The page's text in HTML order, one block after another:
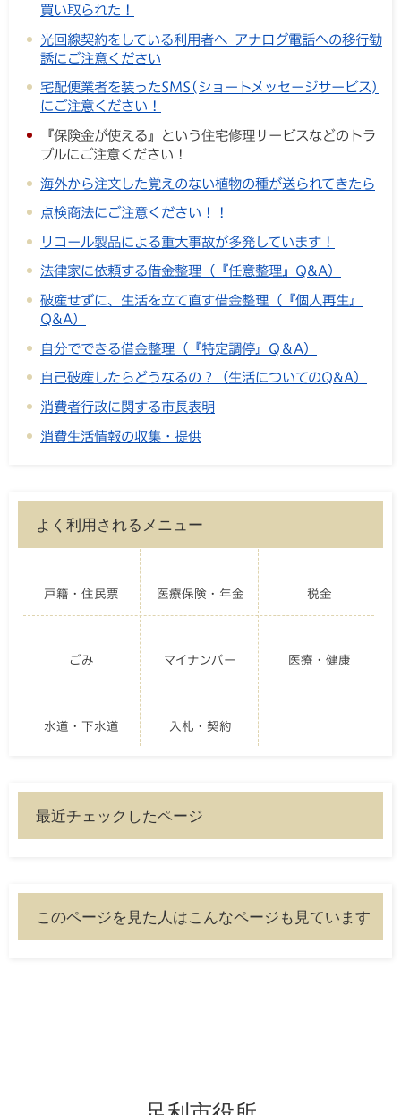
買い取られた！
光回線契約をしている利用者へ アナログ電話への移行勧
誘にご注意ください
宅配便業者を装ったSMS(ショートメッセージサービス)
にご注意ください！
『保険金が使える』という住宅修理サービスなどのトラ
ブルにご注意ください！
海外から注文した覚えのない植物の種が送られてきたら
点検商法にご注意ください！！
リコール製品による重大事故が多発しています！
法律家に依頼する借金整理（『任意整理』Q&A）
破産せずに、生活を立て直す借金整理（『個人再生』
Q&A）
自分でできる借金整理（『特定調停』Q＆A）
自己破産したらどうなるの？（生活についてのQ&A）
消費者行政に関する市長表明
消費生活情報の収集・提供
よく利用されるメニュー
戸籍・住民票 医療保険・年金 税金
ごみ マイナンバー 医療・健康
水道・下水道 入札・契約
最近チェックしたページ
このページを見た人はこんなページも見ています